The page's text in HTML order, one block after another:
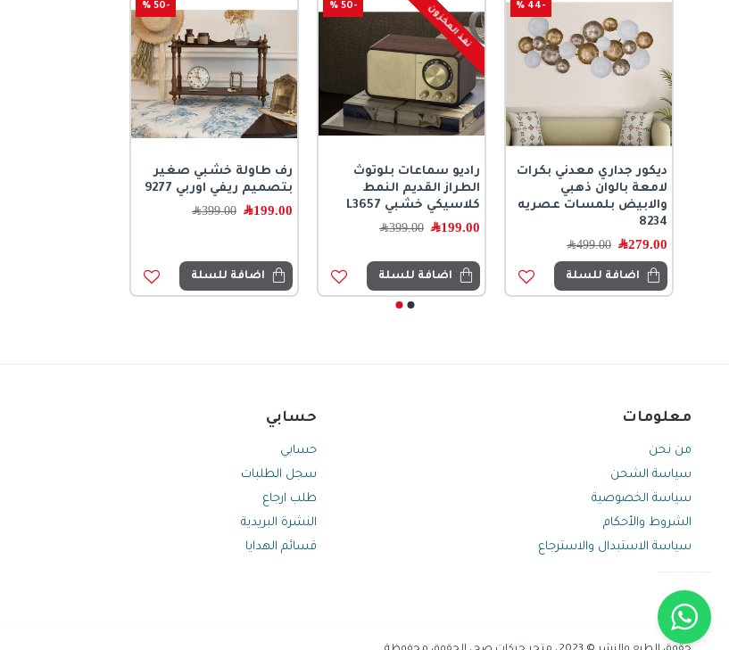
-44 %
ديكور جداري معدني بكرات
لامعة بالوان ذهبي
والابيض بلمسات عصريه
8234
279.00﷼ 499.00﷼
اضافة للسلة
-50 % نفذ المخزون
راديو سماعات بلوتوث
الطراز القديم النمط
كلاسيكي خشبي L3657
199.00﷼ 399.00﷼
اضافة للسلة
-50 %
رف طاولة خشبي صغير
بتصميم ريفي اوربي 9277
199.00﷼ 399.00﷼
اضافة للسلة
معلومات
من نحن
سياسة الشحن
سياسة الخصوصية
الشروط والأحكام
سياسة الاستبدال والاسترجاع
حسابي
حسابي
سجل الطلبات
طلب ارجاع
النشرة البريدية
قسائم الهدايا